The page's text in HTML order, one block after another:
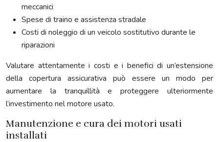
meccanici
Spese di traino e assistenza stradale
Costi di noleggio di un veicolo sostitutivo durante le
riparazioni
Valutare attentamente i costi e i benefici di un’estensione
della copertura assicurativa può essere un modo per
aumentare la tranquillità e proteggere ulteriormente
l’investimento nel motore usato.
Manutenzione e cura dei motori usati
installati